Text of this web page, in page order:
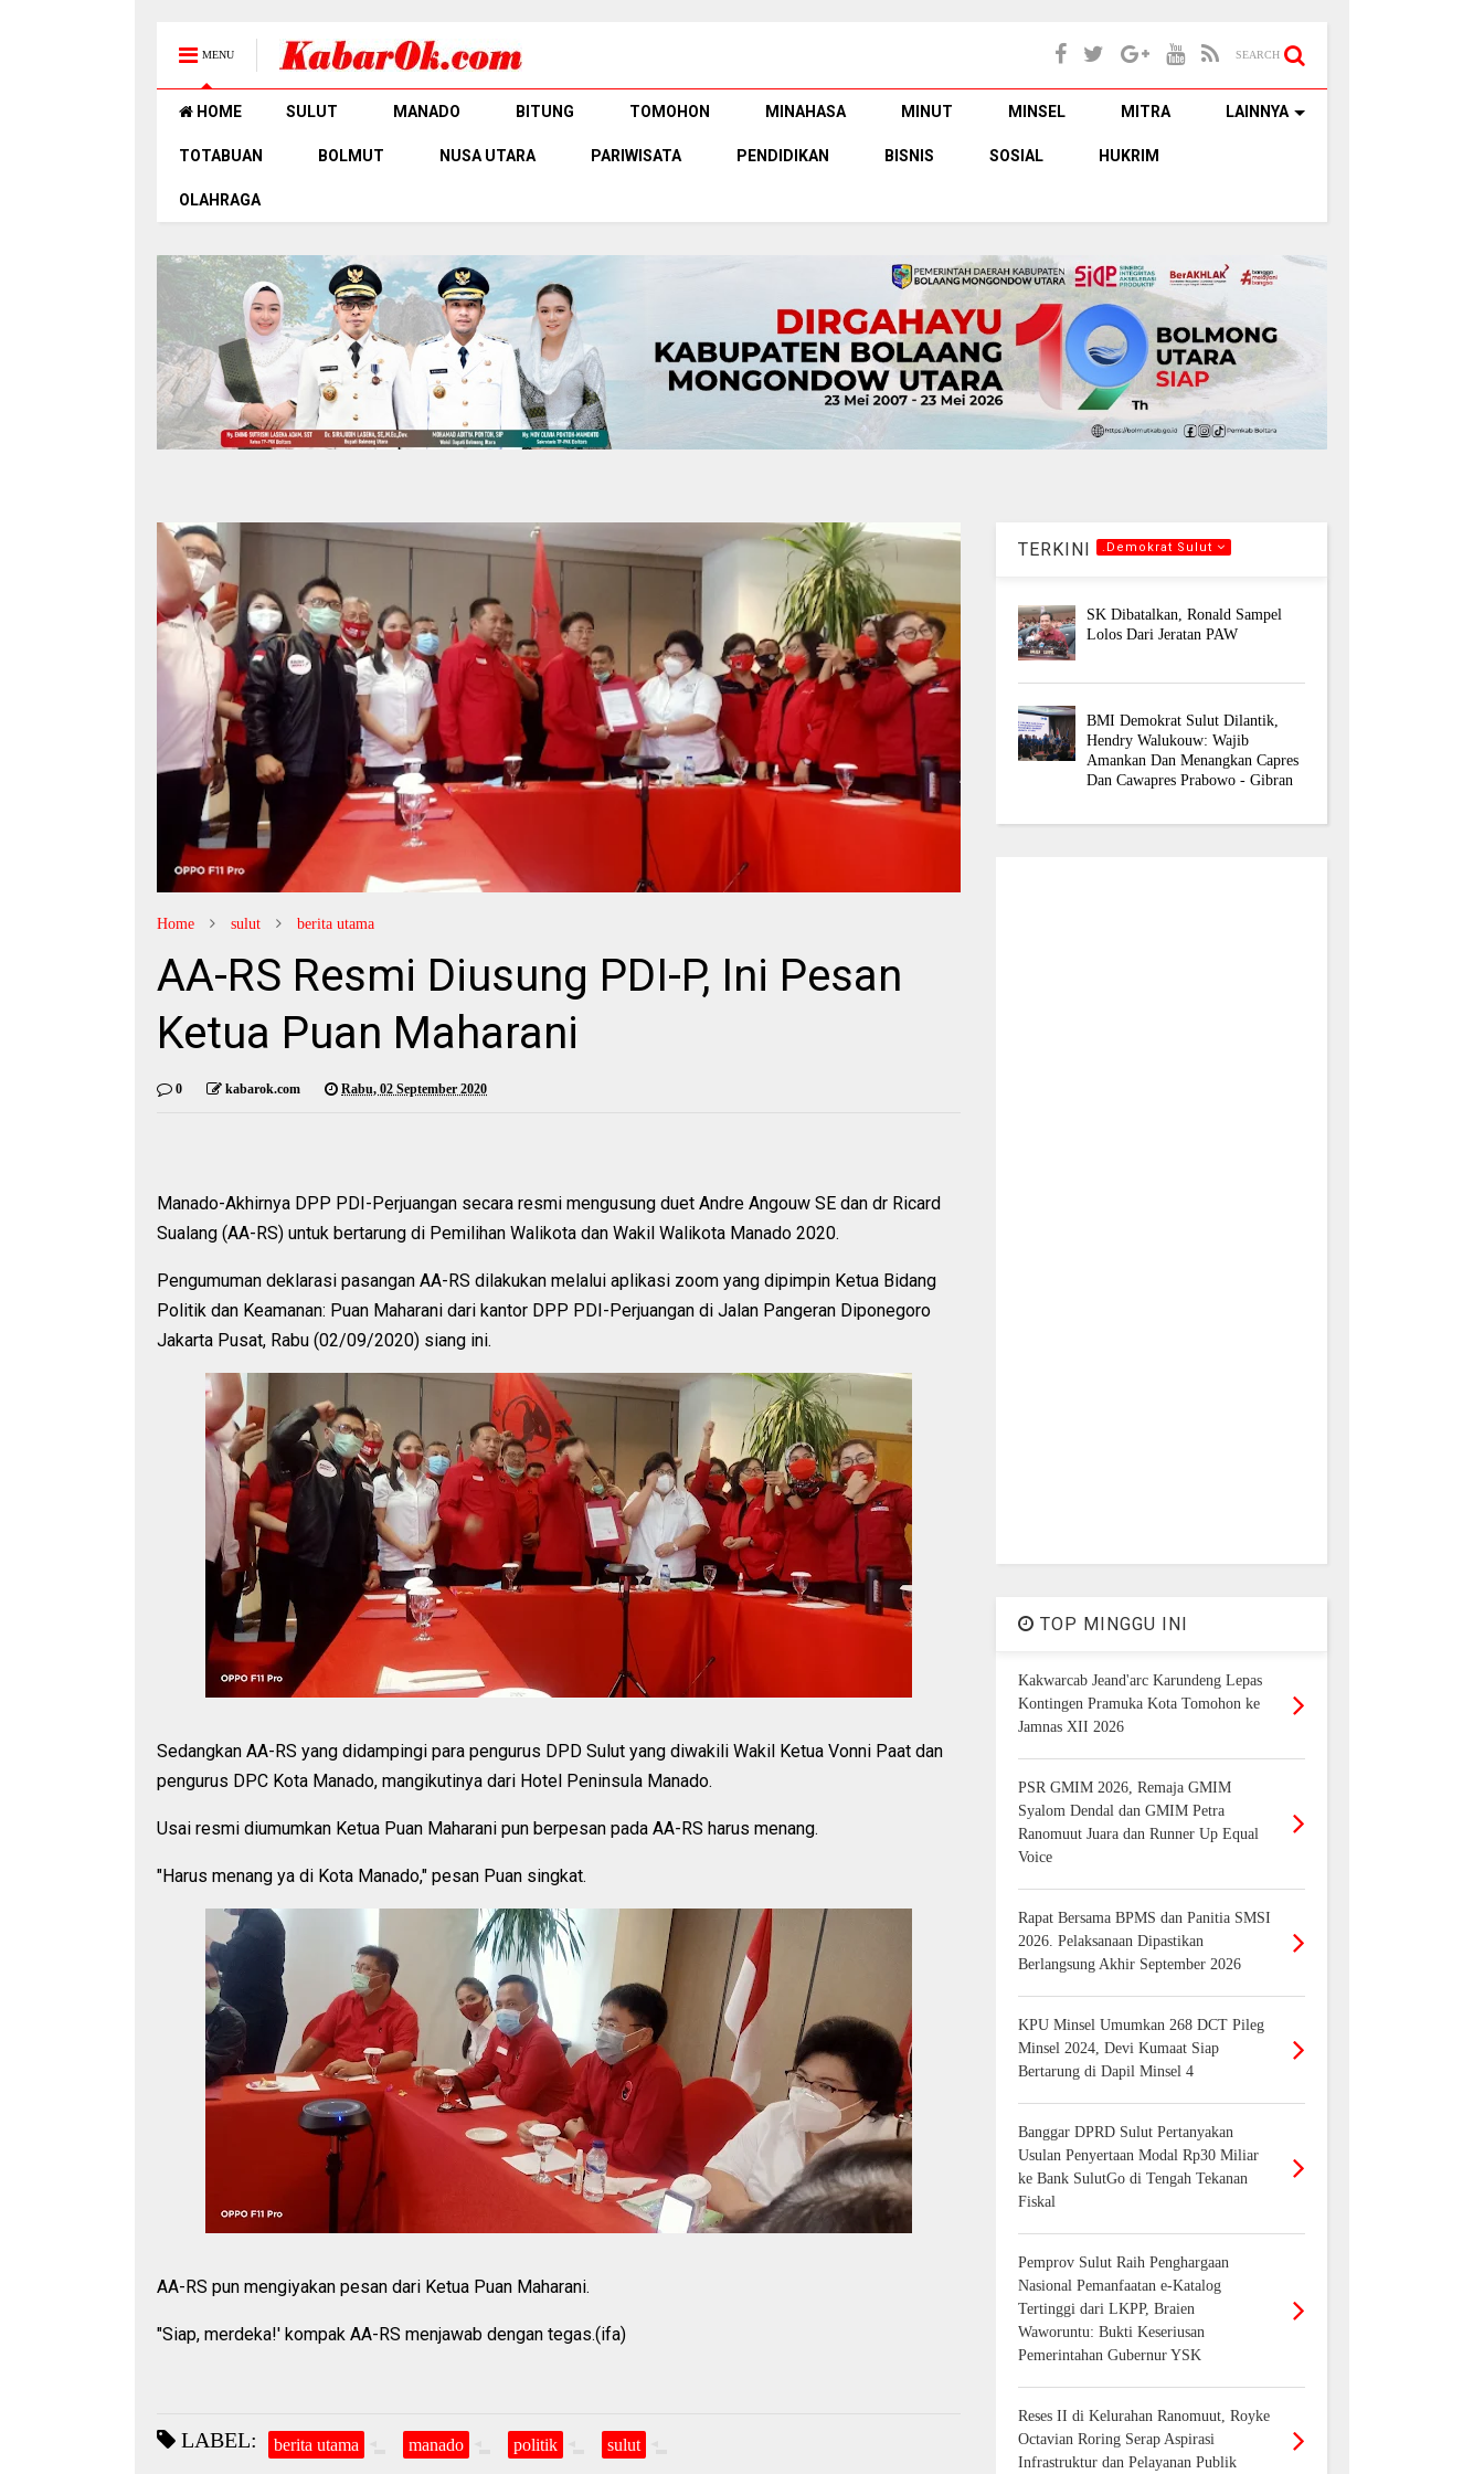
MENU SEARCH
HOME SULUT MANADO BITUNG TOMOHON MINAHASA MINUT MINSEL MITRA LAINNYA
TOTABUAN BOLMUT NUSA UTARA PARIWISATA PENDIDIKAN BISNIS SOSIAL HUKRIM
OLAHRAGA
Home sulut berita utama
AA-RS Resmi Diusung PDI-P, Ini Pesan
Ketua Puan Maharani
0 kabarok.com Rabu, 02 September 2020
Manado-Akhirnya DPP PDI-Perjuangan secara resmi mengusung duet Andre Angouw SE dan dr Ricard
Sualang (AA-RS) untuk bertarung di Pemilihan Walikota dan Wakil Walikota Manado 2020.
Pengumuman deklarasi pasangan AA-RS dilakukan melalui aplikasi zoom yang dipimpin Ketua Bidang
Politik dan Keamanan: Puan Maharani dari kantor DPP PDI-Perjuangan di Jalan Pangeran Diponegoro
Jakarta Pusat, Rabu (02/09/2020) siang ini.
Sedangkan AA-RS yang didampingi para pengurus DPD Sulut yang diwakili Wakil Ketua Vonni Paat dan
pengurus DPC Kota Manado, mangikutinya dari Hotel Peninsula Manado.
Usai resmi diumumkan Ketua Puan Maharani pun berpesan pada AA-RS harus menang.
"Harus menang ya di Kota Manado," pesan Puan singkat.
AA-RS pun mengiyakan pesan dari Ketua Puan Maharani.
"Siap, merdeka!' kompak AA-RS menjawab dengan tegas.(ifa)
LABEL: berita utama manado politik sulut
TERKINI .Demokrat Sulut
SK Dibatalkan, Ronald Sampel
Lolos Dari Jeratan PAW
BMI Demokrat Sulut Dilantik,
Hendry Walukouw: Wajib
Amankan Dan Menangkan Capres
Dan Cawapres Prabowo - Gibran
TOP MINGGU INI
Kakwarcab Jeand'arc Karundeng Lepas
Kontingen Pramuka Kota Tomohon ke
Jamnas XII 2026
PSR GMIM 2026, Remaja GMIM
Syalom Dendal dan GMIM Petra
Ranomuut Juara dan Runner Up Equal
Voice
Rapat Bersama BPMS dan Panitia SMSI
2026. Pelaksanaan Dipastikan
Berlangsung Akhir September 2026
KPU Minsel Umumkan 268 DCT Pileg
Minsel 2024, Devi Kumaat Siap
Bertarung di Dapil Minsel 4
Banggar DPRD Sulut Pertanyakan
Usulan Penyertaan Modal Rp30 Miliar
ke Bank SulutGo di Tengah Tekanan
Fiskal
Pemprov Sulut Raih Penghargaan
Nasional Pemanfaatan e-Katalog
Tertinggi dari LKPP, Braien
Waworuntu: Bukti Keseriusan
Pemerintahan Gubernur YSK
Reses II di Kelurahan Ranomuut, Royke
Octavian Roring Serap Aspirasi
Infrastruktur dan Pelayanan Publik